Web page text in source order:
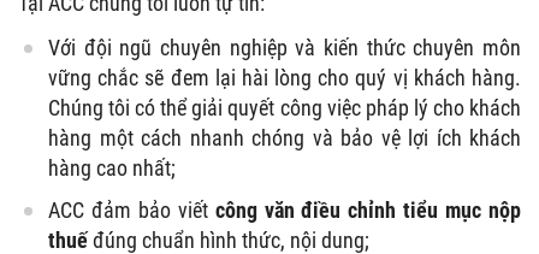
Với đội ngũ chuyên nghiệp và kiến thức chuyên môn
vững chắc sẽ đem lại hài lòng cho quý vị khách hàng.
Chúng tôi có thể giải quyết công việc pháp lý cho khách
hàng một cách nhanh chóng và bảo vệ lợi ích khách
hàng cao nhất;
ACC đảm bảo viết công văn điều chỉnh tiểu mục nộp
thuếđúng chuẩn hình thức, nội dung;